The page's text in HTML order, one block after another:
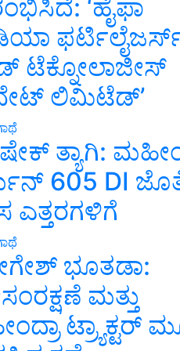
‘ಹೈಫಾ
ಟೆಕ್ನೋಲಾಜೀಸ್
ಲಿಮಿಟೆಡ್’
ತ್ಯಾಗಿ:
605 DI
ಎತ್ತರಗಳಿಗೆ
ಭೂತಡಾ:
ಮತ್ತು
ಟ್ರ್ಯಾಕ್ಟರ್